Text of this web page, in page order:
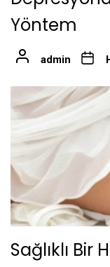
Yöntem
admin
Sağlıklı Bir